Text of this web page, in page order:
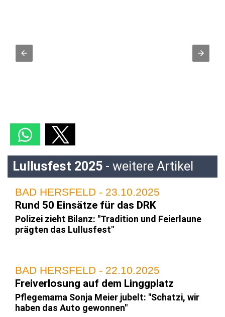
Lullusfest 2025 - weitere Artikel
BAD HERSFELD - 23.10.2025
Rund 50 Einsätze für das DRK
Polizei zieht Bilanz: "Tradition und Feierlaune
prägten das Lullusfest"
BAD HERSFELD - 22.10.2025
Freiverlosung auf dem Linggplatz
Pflegemama Sonja Meier jubelt: "Schatzi, wir
haben das Auto gewonnen"